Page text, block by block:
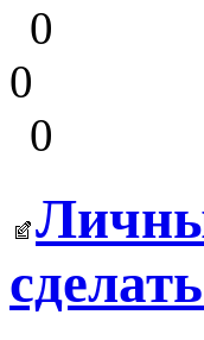
0
0
0